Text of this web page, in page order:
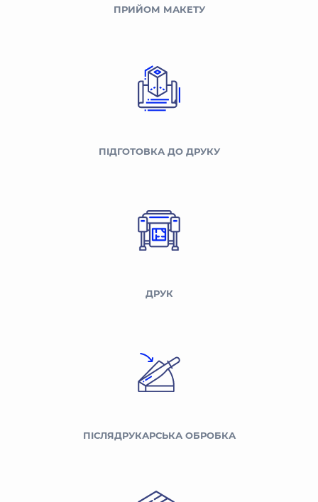
ПРИЙОМ МАКЕТУ
ПІДГОТОВКА ДО ДРУКУ
ДРУК
ПІСЛЯДРУКАРСЬКА ОБРОБКА